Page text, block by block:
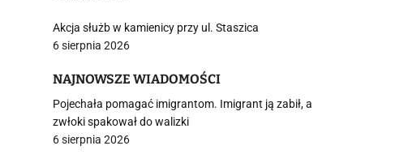
Akcja służb w kamienicy przy ul. Staszica
6 sierpnia 2026
NAJNOWSZE WIADOMOŚCI
Pojechała pomagać imigrantom. Imigrant ją zabił, a
zwłoki spakował do walizki
6 sierpnia 2026